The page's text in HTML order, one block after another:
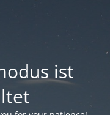
ist